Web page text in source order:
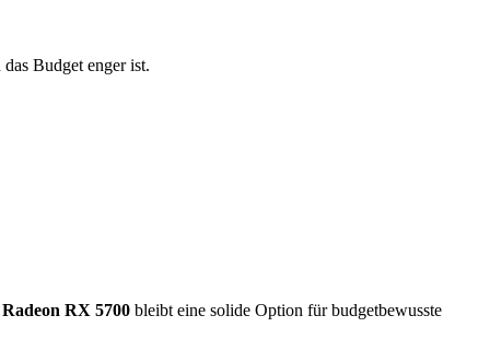
Budget enger ist.
RX 5700 bleibt eine solide Option für budgetbewusste